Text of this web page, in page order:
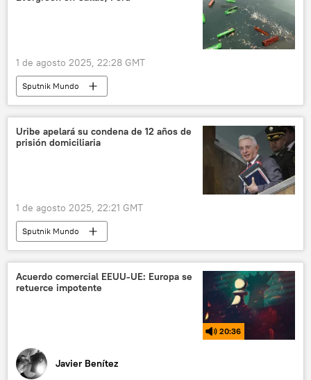
política
1 de agosto 2025, 22:28 GMT
Sputnik Mundo
Uribe apelará su condena de 12 años de
prisión domiciliaria
1 de agosto 2025, 22:21 GMT
Sputnik Mundo
Acuerdo comercial EEUU-UE: Europa se
retuerce impotente
20:36
Javier Benítez